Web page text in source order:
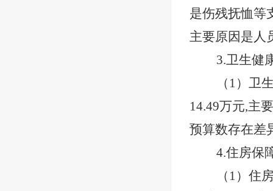
是伤残抚恤等
主要原因是人
3.卫生健
（ 1）卫
14.49万元,主
预算数存在差
4.住房保
（ 1）住